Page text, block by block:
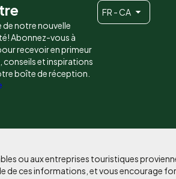
de notre nouvelle
Abonnez-vous à
recevoir en primeur
conseils et inspirations
boîte de réception.
FR - CA
ou aux entreprises touristiques
de ces informations, et vous encourage